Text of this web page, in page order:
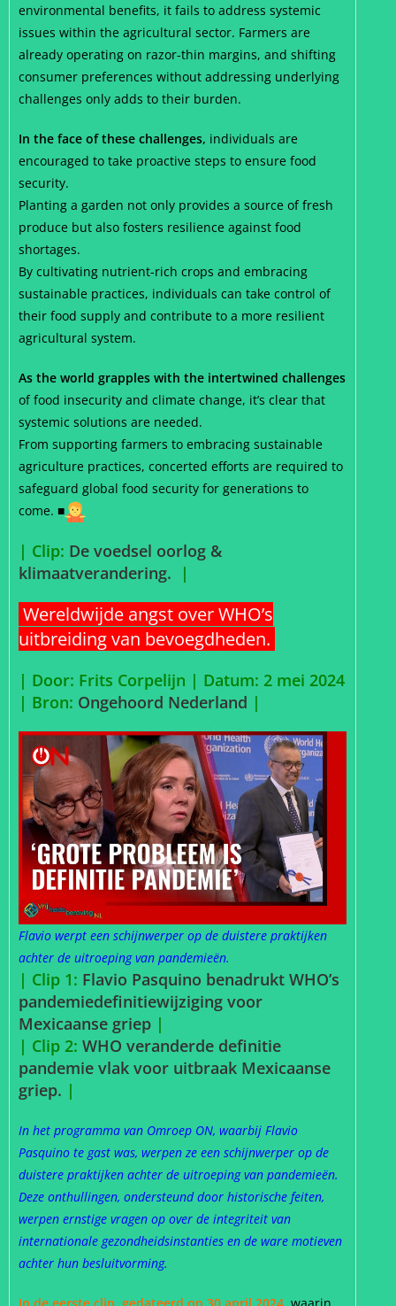
environmental benefits, it fails to address systemic
issues within the agricultural sector. Farmers are
already operating on razor-thin margins, and shifting
consumer preferences without addressing underlying
challenges only adds to their burden.
In the face of these challenges, individuals are
encouraged to take proactive steps to ensure food
security.
Planting a garden not only provides a source of fresh
produce but also fosters resilience against food
shortages.
By cultivating nutrient-rich crops and embracing
sustainable practices, individuals can take control of
their food supply and contribute to a more resilient
agricultural system.
As the world grapples with the intertwined challenges
of food insecurity and climate change, it’s clear that
systemic solutions are needed.
From supporting farmers to embracing sustainable
agriculture practices, concerted efforts are required to
safeguard global food security for generations to
come. ■
| Clip: De voedsel oorlog &
klimaatverandering.
|
Wereldwijde angst over WHO’s
uitbreiding van bevoegdheden.
| Door: Frits Corpelijn | Datum: 2 mei 2024
| Bron: Ongehoord Nederland |
Flavio werpt een schijnwerper op de duistere praktijken
achter de uitroeping van pandemieën.
| Clip 1: Flavio Pasquino benadrukt WHO’s
pandemiedefinitiewijziging voor
Mexicaanse griep |
| Clip 2: WHO veranderde definitie
pandemie vlak voor uitbraak Mexicaanse
griep. |
In het programma van Omroep ON, waarbij Flavio
Pasquino te gast was, werpen ze een schijnwerper op de
duistere praktijken achter de uitroeping van pandemieën.
Deze onthullingen, ondersteund door historische feiten,
werpen ernstige vragen op over de integriteit van
internationale gezondheidsinstanties en de ware motieven
achter hun besluitvorming.